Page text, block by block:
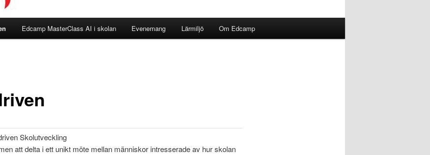
Edcamp MasterClass AI i skolan Evenemang Lärmiljö Om Edcamp
Skolutveckling
att delta i ett unikt möte mellan människor intresserade av hur skolan